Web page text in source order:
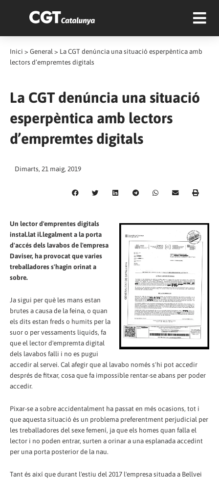
Inici > General > La CGT denúncia una situació esperpèntica amb
lectors d’empremtes digitals
La CGT denúncia una situació
esperpèntica amb lectors
d’empremtes digitals
Dimarts, 21 maig, 2019
Un lector d'emprentes digitals
instal.lat il.legalment a la porta
d'accés dels lavabos de l'empresa
Daviser, ha provocat que varies
treballadores s'hagin orinat a
sobre.
Ja sigui per què les mans estan
brutes a causa de la feina, o quan
els dits estan freds o humits per la
suor o per vessaments liquids, fa
que el lector d'empremta digital
dels lavabos falli i no es pugui
accedir al servei. Cal afegir que al lavabo només s'hi pot accedir
després de fitxar, cosa que fa impossible rentar-se abans per poder
accedir.
Pixar-se a sobre accidentalment ha passat en més ocasions, tot i
que aquesta situació és un problema preferentment perjudicial per
les treballadores del sexe femení, ja que els homes quan falla el
lector i no poden entrar, surten a orinar a una esplanada accedint
per una porta posterior de la nau.
Tant és així que durant l'estiu del 2017 l'empresa situada a Bellvei